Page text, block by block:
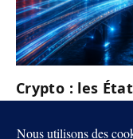
Crypto : les
veulent
stablecoins